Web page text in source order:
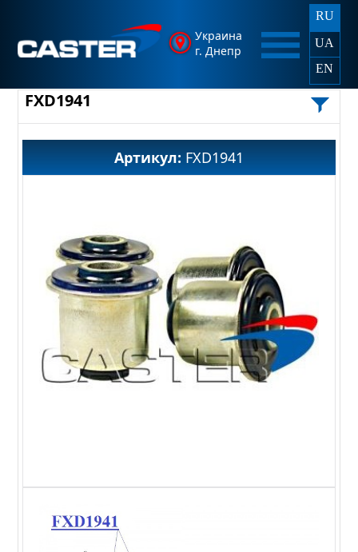
Украина
г. Днепр
RU
UA
EN
FXD1941
Артикул:FXD1941